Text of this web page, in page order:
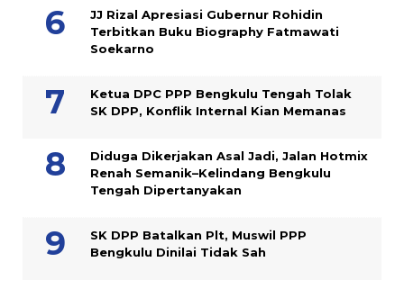
JJ Rizal Apresiasi Gubernur Rohidin
Terbitkan Buku Biography Fatmawati
Soekarno
Ketua DPC PPP Bengkulu Tengah Tolak
SK DPP, Konflik Internal Kian Memanas
Diduga Dikerjakan Asal Jadi, Jalan Hotmix
Renah Semanik–Kelindang Bengkulu
Tengah Dipertanyakan
SK DPP Batalkan Plt, Muswil PPP
Bengkulu Dinilai Tidak Sah